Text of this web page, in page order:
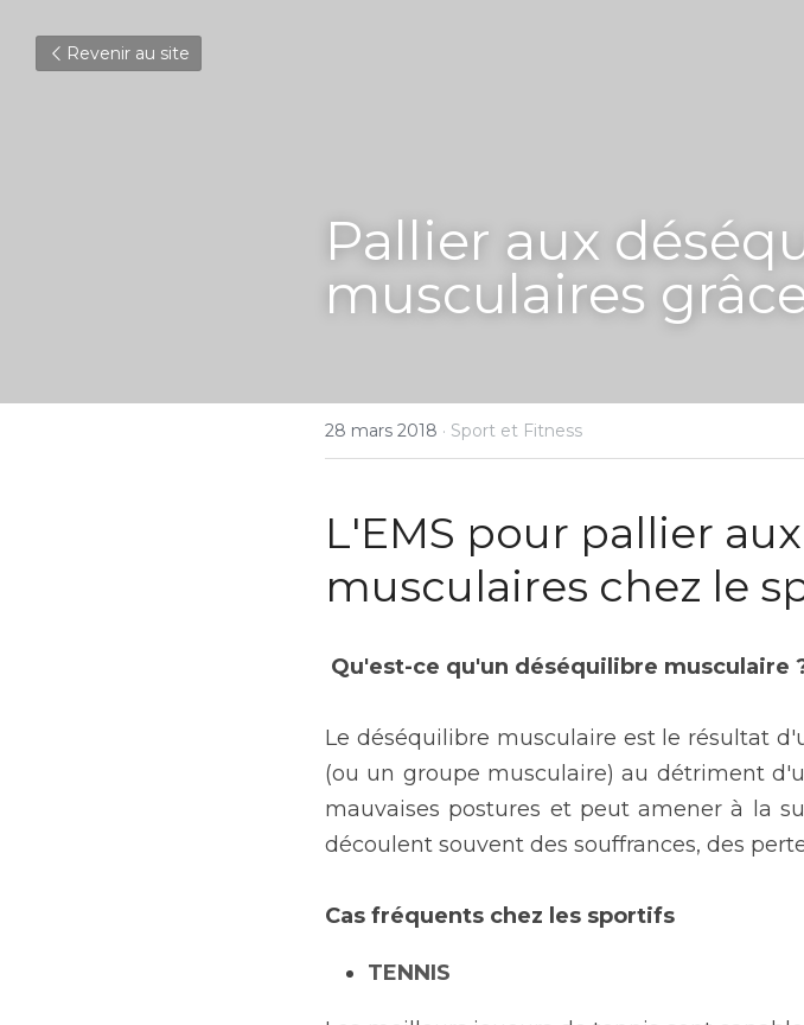
Revenir au site
Pallier aux
musculaires
28 mars 2018 · Sport et Fitness
L'EMS pour pallier
musculaires chez le
Qu'est-ce qu'un déséquilibre musculaire
Le déséquilibre musculaire est le résultat
(ou un groupe musculaire) au détriment
mauvaises postures et peut amener à la
découlent souvent des souffrances, des
Cas fréquents chez les sportifs
TENNIS